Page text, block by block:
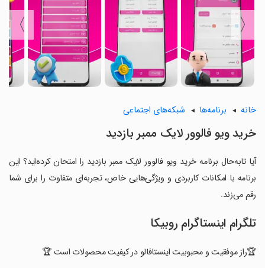
〈
〉
خانه برنامه‌ها شبکه‌های اجتماعی
خرید ویو فالوور لایک ممبر بازدید
آیا تابه‌حال برنامه خرید ویو فالوور لایک ممبر بازدید را امتحان کرده‌اید؟ این
برنامه با امکانات کاربردی و ویژگی‌هایی خاص، تجربه‌ای متفاوت را برای شما
رقم می‌زند.
تلگرام اینستاگرام روبیکا
🏆راز موفقیت و محبوبیت اینستافالو در کیفیت محصولات است 🏆